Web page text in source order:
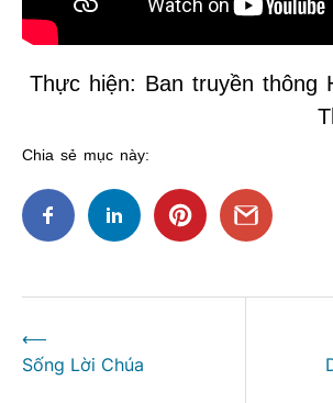
Thực hiện: Ban truyền thông
Chia sẻ mục này:
hướng
bài
⟵
Sống Lời Chúa